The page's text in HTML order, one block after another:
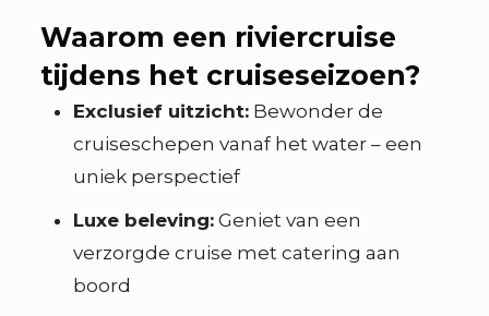
Waarom een riviercruise
tijdens het cruiseseizoen?
Exclusief uitzicht:Bewonder de
cruiseschepen vanaf het water – een
uniek perspectief
Luxe beleving:Geniet van een
verzorgde cruise met catering aan
boord